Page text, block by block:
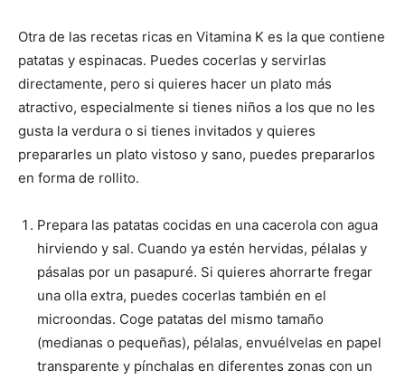
Otra de las recetas ricas en Vitamina K es la que contiene
patatas y espinacas. Puedes cocerlas y servirlas
directamente, pero si quieres hacer un plato más
atractivo, especialmente si tienes niños a los que no les
gusta la verdura o si tienes invitados y quieres
prepararles un plato vistoso y sano, puedes prepararlos
en forma de rollito.
Prepara las patatas cocidas en una cacerola con agua
hirviendo y sal. Cuando ya estén hervidas, pélalas y
pásalas por un pasapuré. Si quieres ahorrarte fregar
una olla extra, puedes cocerlas también en el
microondas. Coge patatas del mismo tamaño
(medianas o pequeñas), pélalas, envuélvelas en papel
transparente y pínchalas en diferentes zonas con un